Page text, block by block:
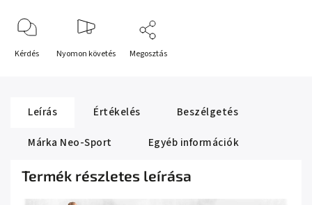
Kérdés Nyomon követés Megosztás
Leírás Értékelés
Beszélgetés
Márka Neo-Sport Egyéb információk
Termék részletes leírása